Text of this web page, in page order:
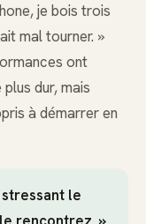
je bois trois
mal tourner. »
ont
dur, mais
à démarrer en
le